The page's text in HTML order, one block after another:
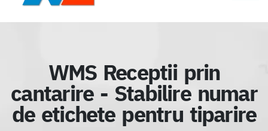
WMS Receptii prin
cantarire - Stabilire numar
de etichete pentru tiparire